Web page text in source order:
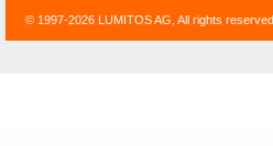
© 1997-2026 LUMITOS AG, All rights reserved